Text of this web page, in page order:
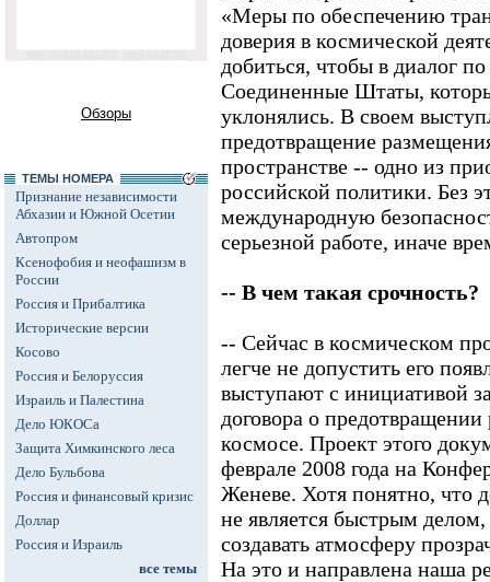
Обзоры
ТЕМЫ НОМЕРА
Признание независимости
Абхазии и Южной Осетии
Автопром
Ксенофобия и неофашизм в
России
Россия и Прибалтика
Исторические версии
Косово
Россия и Белоруссия
Израиль и Палестина
Дело ЮКОСа
Защита Химкинского леса
Дело Бульбова
Россия и финансовый кризис
Доллар
Россия и Израиль
все темы
«Меры по обеспечению
доверия в космической
добиться, чтобы в диалог
Соединенные Штаты,
уклонялись. В своем
предотвращение
пространстве -- одно из
российской политики. Без
международную
серьезной работе, иначе
-- В чем такая срочность?
-- Сейчас в космическом
легче не допустить его
выступают с инициативой
договора о
космосе. Проект этого
феврале 2008 года на
Женеве. Хотя понятно, что
не является быстрым
создавать атмосферу
На это и направлена наша